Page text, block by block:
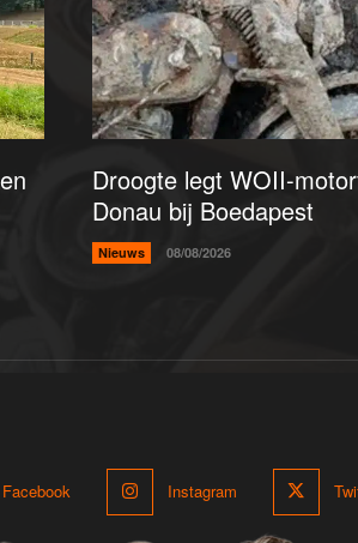
Droogte legt WOII-
Donau bij Boedapest
Nieuws 08/08/2026
Facebook Instagram